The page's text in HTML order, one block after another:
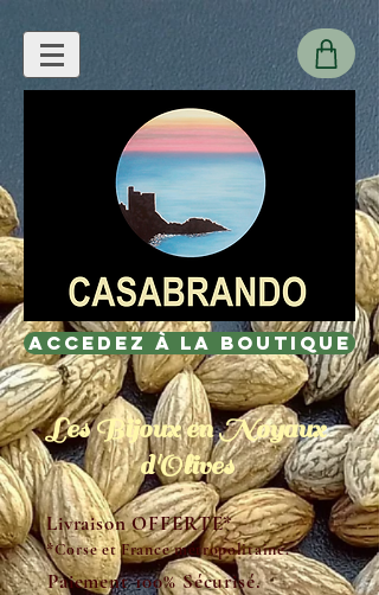
Accedez à la Boutique
Les Bijoux en Noyaux
d'Olives
Livraison OFFERTE*
*Corse et France métropolitaine.
Paiement 100% Sécurisé.